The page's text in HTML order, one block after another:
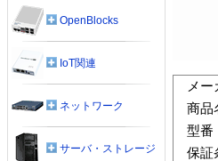
メー
商品
型番
保証
OpenBlocks
IoT関連
ネットワーク
サーバ・ストレージ